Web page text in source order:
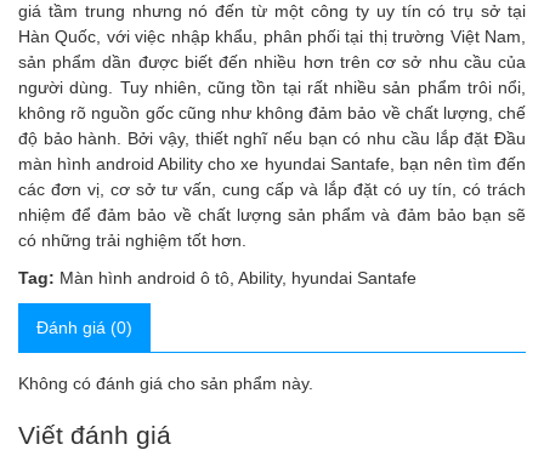
giá tầm trung nhưng nó đến từ một công ty uy tín có trụ sở tại
Hàn Quốc, với việc nhập khẩu, phân phối tại thị trường Việt Nam,
sản phẩm dần được biết đến nhiều hơn trên cơ sở nhu cầu của
người dùng. Tuy nhiên, cũng tồn tại rất nhiều sản phẩm trôi nổi,
không rõ nguồn gốc cũng như không đảm bảo về chất lượng, chế
độ bảo hành. Bởi vậy, thiết nghĩ nếu bạn có nhu cầu lắp đặt Đầu
màn hình android Ability cho xe hyundai Santafe, bạn nên tìm đến
các đơn vị, cơ sở tư vấn, cung cấp và lắp đặt có uy tín, có trách
nhiệm để đảm bảo về chất lượng sản phẩm và đảm bảo bạn sẽ
có những trải nghiệm tốt hơn.
Tag: Màn hình android ô tô Ability, hyundai Santafe
Đánh giá (0)
Không có đánh giá cho sản phẩm này.
Viết đánh giá